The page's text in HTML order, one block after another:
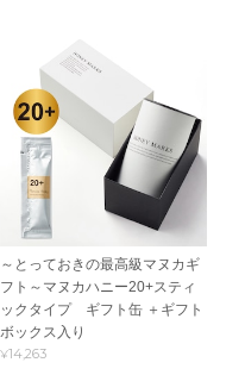
～とっておきの最高級マヌカギ
フト～マヌカハニー20+スティ
ックタイプ ギフト缶 ＋ギフト
ボックス入り
¥14,263